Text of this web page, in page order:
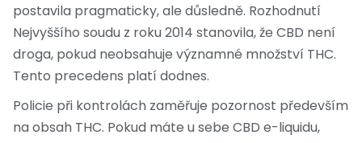
postavila pragmaticky, ale důsledně. Rozhodnutí
Nejvyššího soudu z roku 2014 stanovila, že CBD není
droga, pokud neobsahuje významné množství THC.
Tento precedens platí dodnes.
Policie při kontrolách zaměřuje pozornost především
na obsah THC. Pokud máte u sebe CBD e-liquidu,